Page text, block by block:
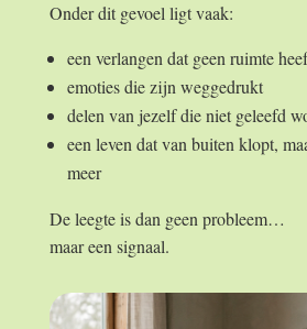
Onder dit gevoel ligt vaak:
een verlangen dat geen ruimte
emoties die zijn weggedrukt
delen van jezelf die niet geleefd
een leven dat van buiten klopt,
meer
De leegte is dan geen probleem…
maar een signaal.